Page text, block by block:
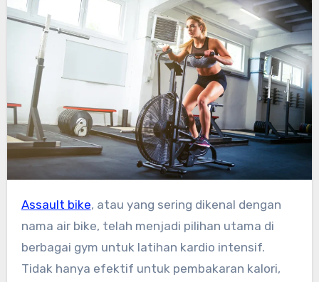
Assault bike, atau yang sering dikenal dengan
nama air bike, telah menjadi pilihan utama di
berbagai gym untuk latihan kardio intensif.
Tidak hanya efektif untuk pembakaran kalori,